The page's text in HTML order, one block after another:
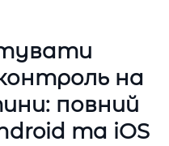
на
повний
та iOS